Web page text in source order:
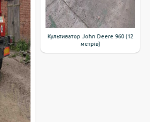
Культиватор John Deere 960 (12
метрів)